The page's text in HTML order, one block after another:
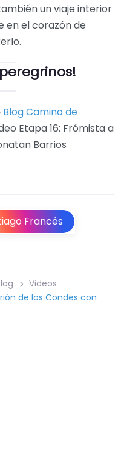
un viaje interior
en el corazón de
Blog Camino de
Etapa 16: Frómista a
Barrios
Francés
Videos
de los Condes con